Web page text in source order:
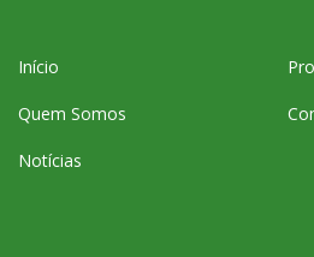
Início
Quem Somos
Notícias